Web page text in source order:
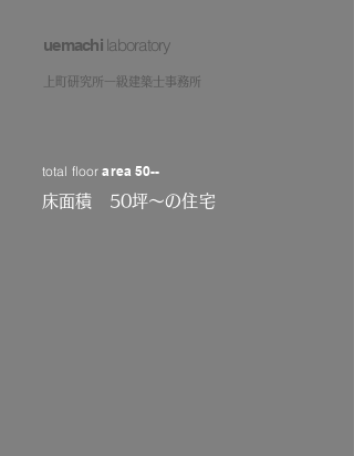
uemachi laboratory
上町研究所一級建築士事務所
total floor area 50--
床面積 50坪〜の住宅